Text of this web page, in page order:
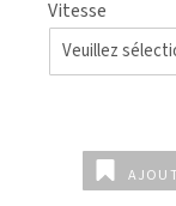
Vitesse